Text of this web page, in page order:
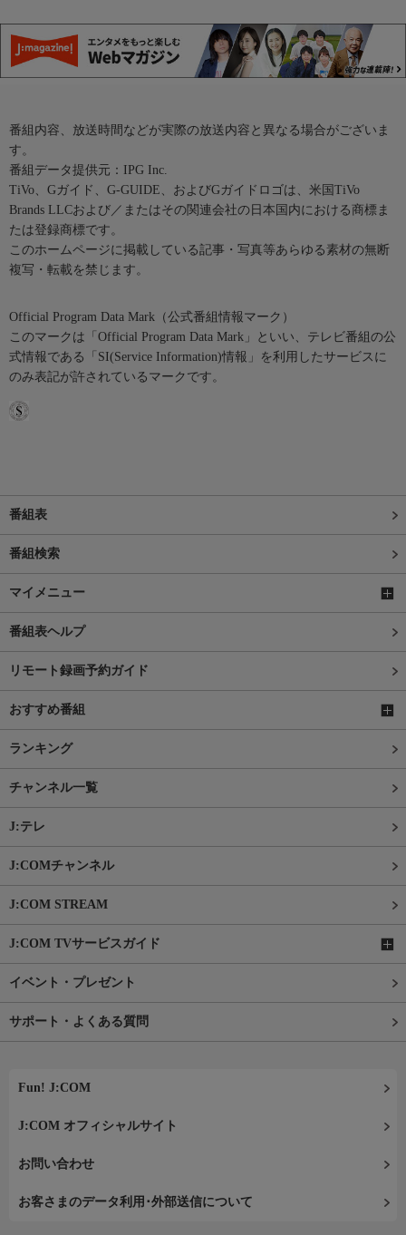
番組内容、放送時間などが実際の放送内容と異なる場合がございま
す。
番組データ提供元：IPG Inc.
TiVo、Gガイド、G-GUIDE、およびGガイドロゴは、米国TiVo
Brands LLCおよび／またはその関連会社の日本国内における商標ま
たは登録商標です。
このホームページに掲載している記事・写真等あらゆる素材の無断
複写・転載を禁じます。
Official Program Data Mark（公式番組情報マーク）
このマークは「Official Program Data Mark」といい、テレビ番組の公
式情報である「SI(Service Information)情報」を利用したサービスに
のみ表記が許されているマークです。
番組表
番組検索
マイメニュー
番組表ヘルプ
リモート録画予約ガイド
おすすめ番組
ランキング
チャンネル一覧
J:テレ
J:COMチャンネル
J:COM STREAM
J:COM TVサービスガイド
イベント・プレゼント
サポート・よくある質問
Fun! J:COM
J:COM オフィシャルサイト
お問い合わせ
お客さまのデータ利用･外部送信について